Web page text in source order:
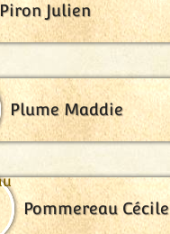
Piron Julien
Plume Maddie
Pommereau Cécile